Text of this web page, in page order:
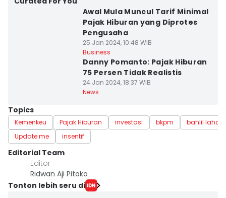
Awal Mula Muncul Tarif Minimal
Pajak Hiburan yang Diprotes
Pengusaha
25 Jan 2024, 10:48 WIB
Business
Danny Pomanto: Pajak Hiburan
75 Persen Tidak Realistis
24 Jan 2024, 18:37 WIB
News
Topics
Kemenkeu Pajak Hiburan investasi bkpm
bahlil
Update me
insentif
Editorial Team
Editor
Ridwan Aji Pitoko
Tonton lebih seru di